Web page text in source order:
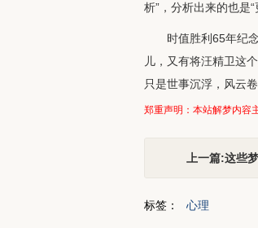
析”，分析出来的也是
时值胜利65年纪
儿，又有将汪精卫这
只是世事沉浮，风云
郑重声明：本站解梦内容
上一篇:这些
标签： 心理